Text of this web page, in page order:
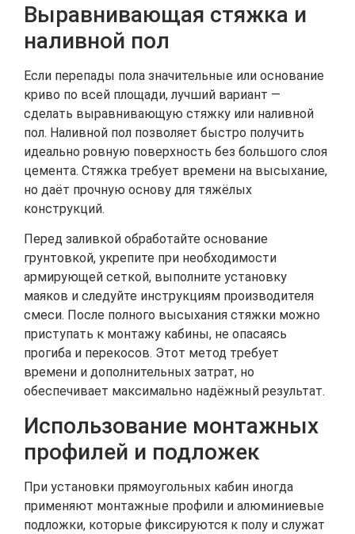
Выравнивающая стяжка и
наливной пол
Если перепады пола значительные или основание
криво по всей площади, лучший вариант —
сделать выравнивающую стяжку или наливной
пол. Наливной пол позволяет быстро получить
идеально ровную поверхность без большого слоя
цемента. Стяжка требует времени на высыхание,
но даёт прочную основу для тяжёлых
конструкций.
Перед заливкой обработайте основание
грунтовкой, укрепите при необходимости
армирующей сеткой, выполните установку
маяков и следуйте инструкциям производителя
смеси. После полного высыхания стяжки можно
приступать к монтажу кабины, не опасаясь
прогиба и перекосов. Этот метод требует
времени и дополнительных затрат, но
обеспечивает максимально надёжный результат.
Использование монтажных
профилей и подложек
При установки прямоугольных кабин иногда
применяют монтажные профили и алюминиевые
подложки, которые фиксируются к полу и служат